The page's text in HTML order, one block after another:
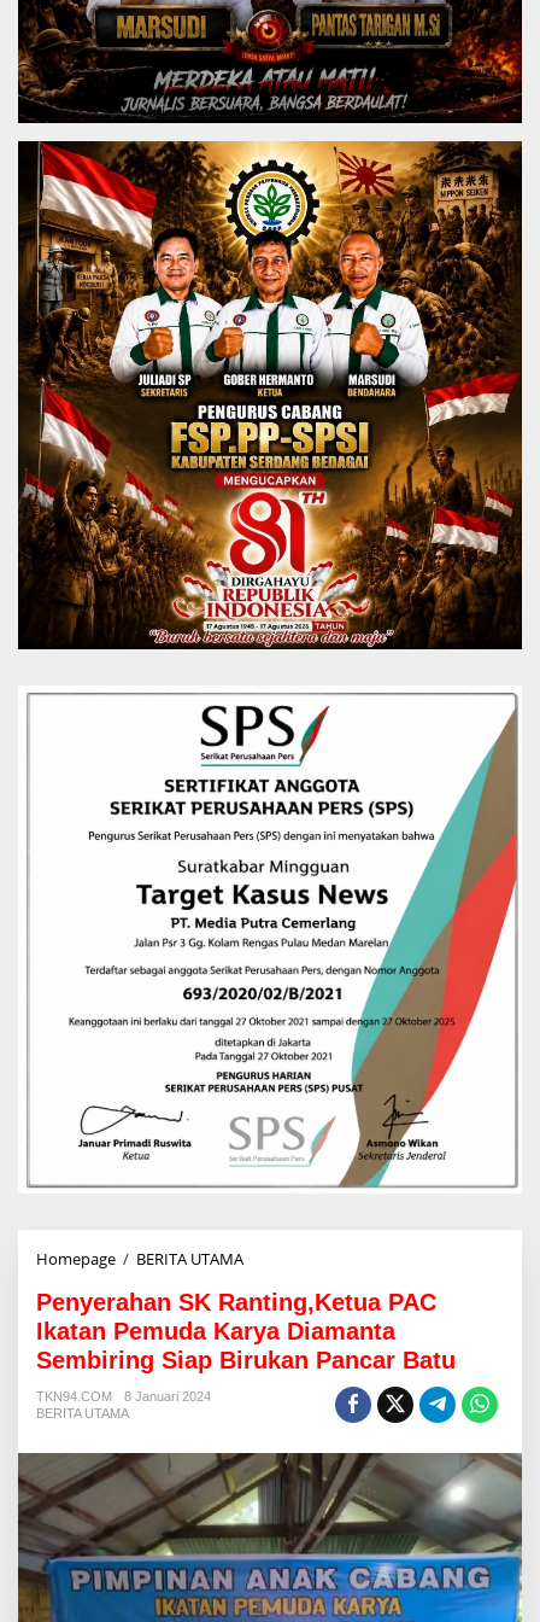
Homepage / BERITA UTAMA
n
y
e
r
n
S
K
R
a
n
t
i
Penyerahan SK Ranting,Ketua PAC
Ikatan Pemuda Karya Diamanta
Sembiring Siap Birukan Pancar Batu
TKN94.COM
8 Januari 2024
BERITA UTAMA